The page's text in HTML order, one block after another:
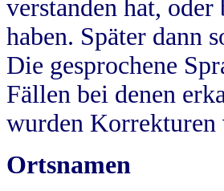
verstanden hat, oder
haben. Später dann
Die gesprochene
Fällen bei denen
wurden Korrekturen
Ortsnamen